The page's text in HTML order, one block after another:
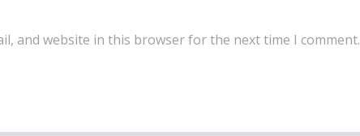
and website in this browser for the next time I comment.